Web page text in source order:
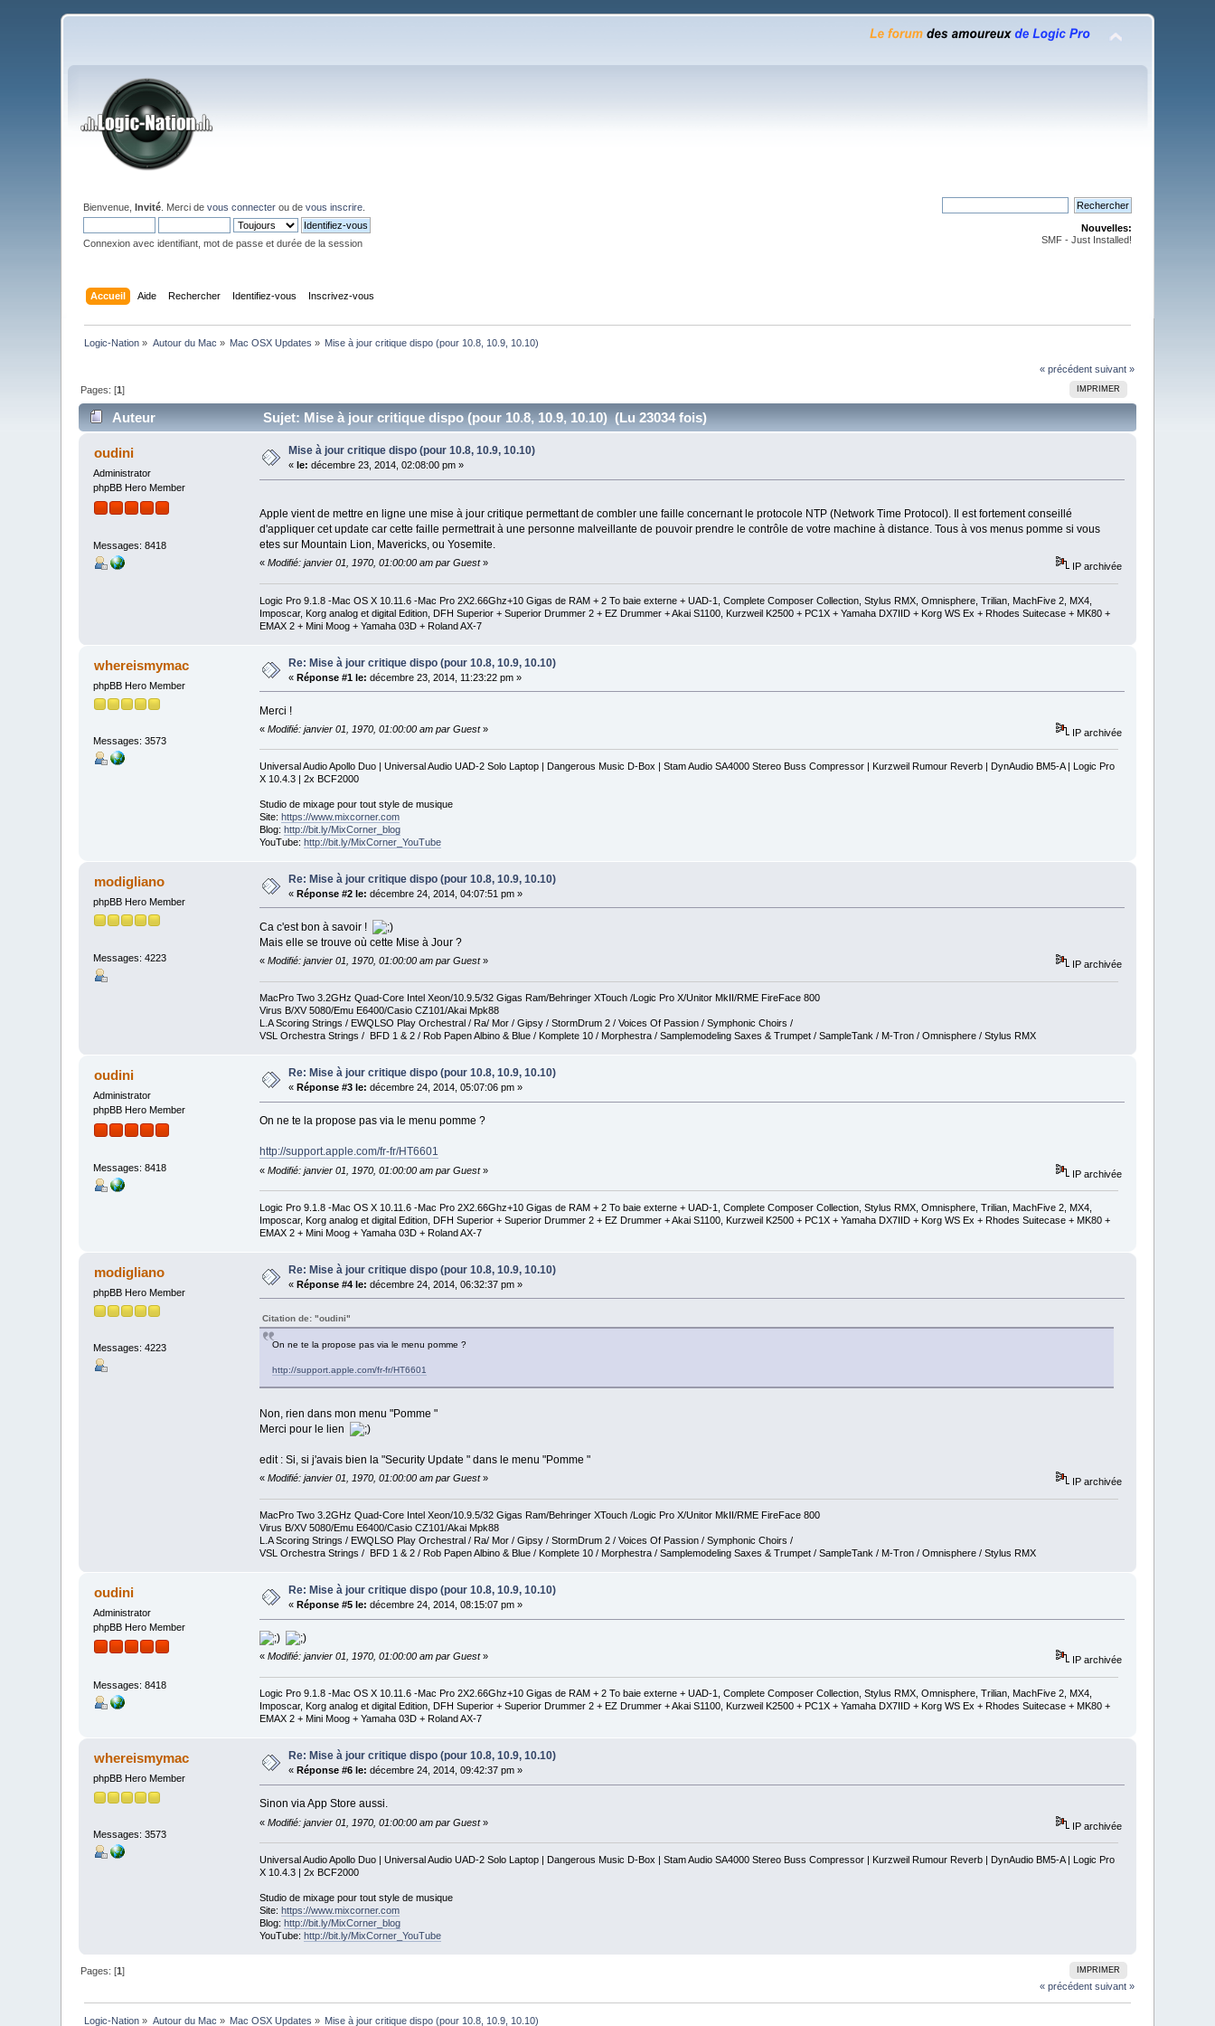
Bienvenue,Invité . Merci devous connecter ou devous inscrire
Connexion avec identifiant, mot de passe et durée de la session
Nouvelles:
SMF - Just Installed!
Accueil Aide Rechercher Identifiez-vous Inscrivez-vous
Logic-Nation » Autour du Mac » Mac OSX Updates » Mise à jour critique dispo (pour 10.8, 10.9, 10.10)
« précédent suivant »
IMPRIMER
Pages: [1]
Auteur Sujet: Mise à jour critique dispo (pour 10.8, 10.9, 10.10) (Lu 23034 fois)
oudini
Administrator
phpBB Hero Member
Messages: 8418
Mise à jour critique dispo (pour 10.8, 10.9, 10.10)
« le: décembre 23, 2014, 02:08:00 pm »
Apple vient de mettre en ligne une mise à jour critique permettant de combler une faille concernant le protocole NTP (Network Time Protocol). Il est fortement conseillé
d'appliquer cet update car cette faille permettrait à une personne malveillante de pouvoir prendre le contrôle de votre machine à distance. Tous à vos menus pomme si vous
etes sur Mountain Lion, Mavericks, ou Yosemite.
« Modifié: janvier 01, 1970, 01:00:00 am par Guest» IP archivée
Logic Pro 9.1.8 -Mac OS X 10.11.6 -Mac Pro 2X2.66Ghz+10 Gigas de RAM + 2 To baie externe + UAD-1, Complete Composer Collection, Stylus RMX, Omnisphere, Trilian, MachFive 2, MX4,
Imposcar, Korg analog et digital Edition, DFH Superior + Superior Drummer 2 + EZ Drummer + Akai S1100, Kurzweil K2500 + PC1X + Yamaha DX7IID + Korg WS Ex + Rhodes Suitecase + MK80 +
EMAX 2 + Mini Moog + Yamaha 03D + Roland AX-7
whereismymac
phpBB Hero Member
Messages: 3573
Re: Mise à jour critique dispo (pour 10.8, 10.9, 10.10)
«Réponse #1 le: décembre 23, 2014, 11:23:22 pm »
Merci !
« Modifié: janvier 01, 1970, 01:00:00 am par Guest» IP archivée
Universal Audio Apollo Duo | Universal Audio UAD-2 Solo Laptop | Dangerous Music D-Box | Stam Audio SA4000 Stereo Buss Compressor | Kurzweil Rumour Reverb | DynAudio BM5-A | Logic Pro
X 10.4.3 | 2x BCF2000
Studio de mixage pour tout style de musique
Site: https://www.mixcorner.com
Blog: http://bit.ly/MixCorner_blog
YouTube: http://bit.ly/MixCorner_YouTube
modigliano
phpBB Hero Member
Messages: 4223
Re: Mise à jour critique dispo (pour 10.8, 10.9, 10.10)
«Réponse #2 le: décembre 24, 2014, 04:07:51 pm »
Ca c'est bon à savoir !
Mais elle se trouve où cette Mise à Jour ?
« Modifié: janvier 01, 1970, 01:00:00 am par Guest» IP archivée
MacPro Two 3.2GHz Quad-Core Intel Xeon/10.9.5/32 Gigas Ram/Behringer XTouch /Logic Pro X/Unitor MkII/RME FireFace 800
Virus B/XV 5080/Emu E6400/Casio CZ101/Akai Mpk88
L.A Scoring Strings / EWQLSO Play Orchestral / Ra/ Mor / Gipsy / StormDrum 2 / Voices Of Passion / Symphonic Choirs /
VSL Orchestra Strings / BFD 1 & 2 / Rob Papen Albino & Blue / Komplete 10 / Morphestra / Samplemodeling Saxes & Trumpet / SampleTank / M-Tron / Omnisphere / Stylus RMX
oudini
Administrator
phpBB Hero Member
Messages: 8418
Re: Mise à jour critique dispo (pour 10.8, 10.9, 10.10)
« Réponse #3 le: décembre 24, 2014, 05:07:06 pm »
On ne te la propose pas via le menu pomme ?
http://support.apple.com/fr-fr/HT6601
« Modifié: janvier 01, 1970, 01:00:00 am par Guest» IP archivée
Logic Pro 9.1.8 -Mac OS X 10.11.6 -Mac Pro 2X2.66Ghz+10 Gigas de RAM + 2 To baie externe + UAD-1, Complete Composer Collection, Stylus RMX, Omnisphere, Trilian, MachFive 2, MX4,
Imposcar, Korg analog et digital Edition, DFH Superior + Superior Drummer 2 + EZ Drummer + Akai S1100, Kurzweil K2500 + PC1X + Yamaha DX7IID + Korg WS Ex + Rhodes Suitecase + MK80 +
EMAX 2 + Mini Moog + Yamaha 03D + Roland AX-7
modigliano
phpBB Hero Member
Messages: 4223
Re: Mise à jour critique dispo (pour 10.8, 10.9, 10.10)
«Réponse #4 le: décembre 24, 2014, 06:32:37 pm »
Citation de: "oudini"
On ne te la propose pas via le menu pomme ?
http://support.apple.com/fr-fr/HT6601
Non, rien dans mon menu "Pomme "
Merci pour le lien
edit : Si, si j'avais bien la "Security Update " dans le menu "Pomme "
« Modifié: janvier 01, 1970, 01:00:00 am par Guest» IP archivée
MacPro Two 3.2GHz Quad-Core Intel Xeon/10.9.5/32 Gigas Ram/Behringer XTouch /Logic Pro X/Unitor MkII/RME FireFace 800
Virus B/XV 5080/Emu E6400/Casio CZ101/Akai Mpk88
L.A Scoring Strings / EWQLSO Play Orchestral / Ra/ Mor / Gipsy / StormDrum 2 / Voices Of Passion / Symphonic Choirs /
VSL Orchestra Strings / BFD 1 & 2 / Rob Papen Albino & Blue / Komplete 10 / Morphestra / Samplemodeling Saxes & Trumpet / SampleTank / M-Tron / Omnisphere / Stylus RMX
oudini
Administrator
phpBB Hero Member
Messages: 8418
Re: Mise à jour critique dispo (pour 10.8, 10.9, 10.10)
«Réponse #5 le: décembre 24, 2014, 08:15:07 pm »
« Modifié: janvier 01, 1970, 01:00:00 am par Guest» IP archivée
Logic Pro 9.1.8 -Mac OS X 10.11.6 -Mac Pro 2X2.66Ghz+10 Gigas de RAM + 2 To baie externe + UAD-1, Complete Composer Collection, Stylus RMX, Omnisphere, Trilian, MachFive 2, MX4,
Imposcar, Korg analog et digital Edition, DFH Superior + Superior Drummer 2 + EZ Drummer + Akai S1100, Kurzweil K2500 + PC1X + Yamaha DX7IID + Korg WS Ex + Rhodes Suitecase + MK80 +
EMAX 2 + Mini Moog + Yamaha 03D + Roland AX-7
whereismymac
phpBB Hero Member
Messages: 3573
Re: Mise à jour critique dispo (pour 10.8, 10.9, 10.10)
« Réponse #6 le: décembre 24, 2014, 09:42:37 pm »
Sinon via App Store aussi.
« Modifié: janvier 01, 1970, 01:00:00 am par Guest» IP archivée
Universal Audio Apollo Duo | Universal Audio UAD-2 Solo Laptop | Dangerous Music D-Box | Stam Audio SA4000 Stereo Buss Compressor | Kurzweil Rumour Reverb | DynAudio BM5-A | Logic Pro
X 10.4.3 | 2x BCF2000
Studio de mixage pour tout style de musique
Site: https://www.mixcorner.com
Blog: http://bit.ly/MixCorner_blog
YouTube: http://bit.ly/MixCorner_YouTube
IMPRIMER
Pages: [1]
« précédent suivant »
Logic-Nation » Autour du Mac » Mac OSX Updates » Mise à jour critique dispo (pour 10.8, 10.9, 10.10)